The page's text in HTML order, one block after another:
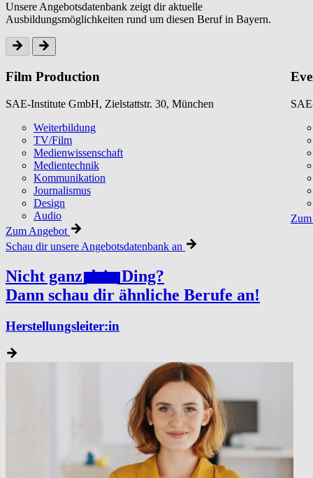
Unsere Angebotsdatenbank zeigt dir aktuelle
Ausbildungsmöglichkeiten rund um diesen Beruf in Bayern.
Film Production
SAE-Institute GmbH, Zielstattstr. 30, München
Weiterbildung
TV/Film
Medienwissenschaft
Medientechnik
Kommunikation
Journalismus
Design
Audio
Zum Angebot
Schau dir unsere Angebotsdatenbank an
Nicht ganzdeinDing?
Dann schau dir ähnliche Berufe an!
Herstellungsleiter:in